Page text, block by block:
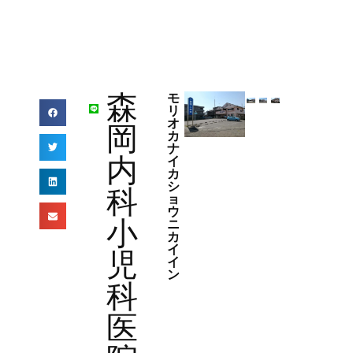
森
岡
内
科
小
児
科
医
モ
リ
オ
カ
ナ
イ
カ
シ
ョ
ウ
ニ
カ
イ
イ
ン